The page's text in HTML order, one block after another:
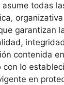
asume todas
garantizan
contenida
con lo
en